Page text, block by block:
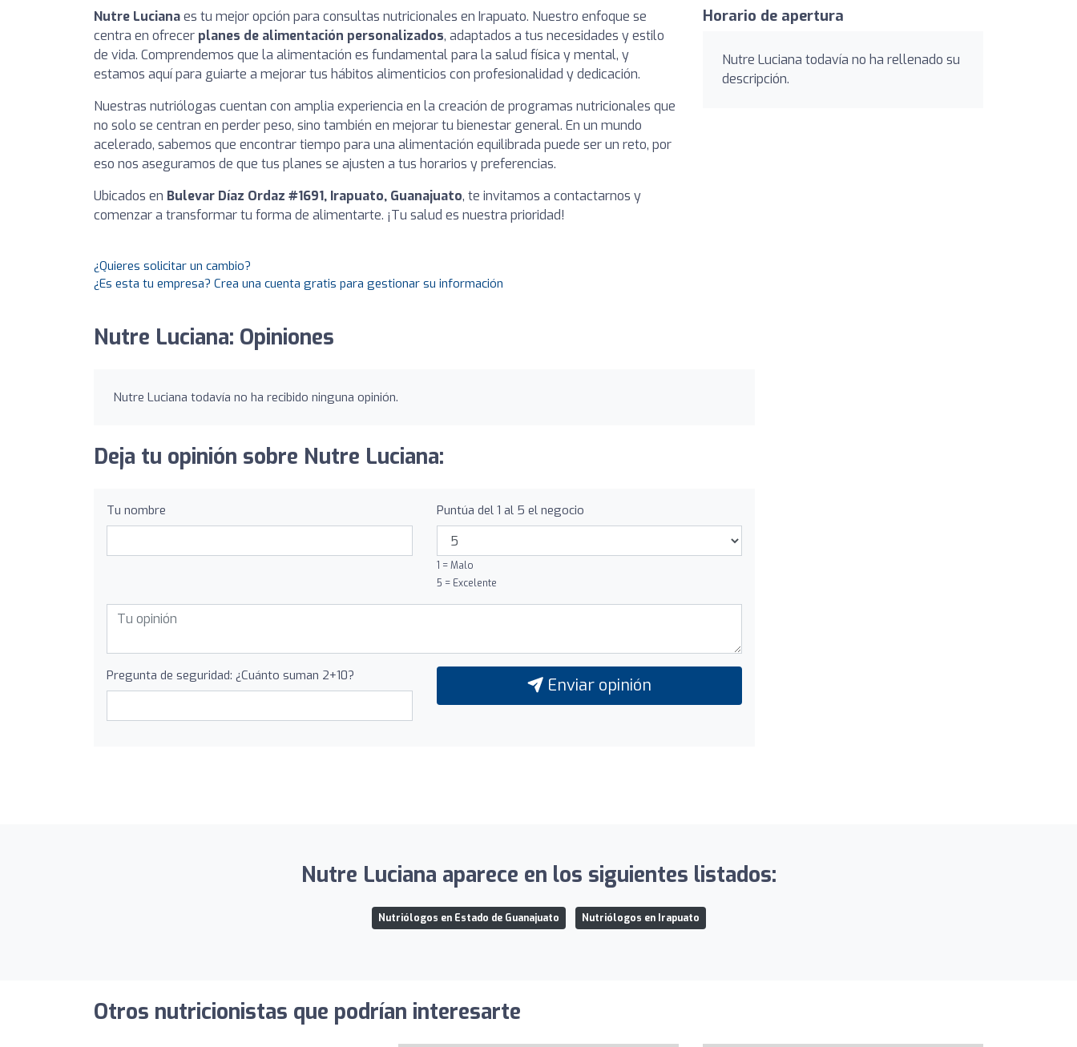
Nutre Lucianaes tu mejor opción para consultas nutricionales en Irapuato. Nuestro enfoque se
centra en ofrecer planes de alimentación personalizados, adaptados a tus necesidades y estilo
de vida. Comprendemos que la alimentación es fundamental para la salud física y mental, y
estamos aquí para guiarte a mejorar tus hábitos alimenticios con profesionalidad y dedicación.
Nuestras nutriólogas cuentan con amplia experiencia en la creación de programas nutricionales que
no solo se centran en perder peso, sino también en mejorar tu bienestar general. En un mundo
acelerado, sabemos que encontrar tiempo para una alimentación equilibrada puede ser un reto, por
eso nos aseguramos de que tus planes se ajusten a tus horarios y preferencias.
Ubicados en Bulevar Díaz Ordaz #1691, Irapuato, Guanajuato, te invitamos a contactarnos y
comenzar a transformar tu forma de alimentarte. ¡Tu salud es nuestra prioridad!
Horario de apertura
Nutre Luciana todavía no ha rellenado su
descripción.
¿Quieres solicitar un cambio?
¿Es esta tu empresa? Crea una cuenta gratis para gestionar su información
Nutre Luciana: Opiniones
Nutre Luciana todavía no ha recibido ninguna opinión.
Deja tu opinión sobre Nutre Luciana:
Tu nombre Puntúa del 1 al 5 el negocio
1 = Malo
5 = Excelente
Pregunta de seguridad: ¿Cuánto suman 2+10? Enviar opinión
Nutre Luciana aparece en los siguientes listados:
Nutriólogos en Estado de Guanajuato Nutriólogos en Irapuato
Otros nutricionistas que podrían interesarte